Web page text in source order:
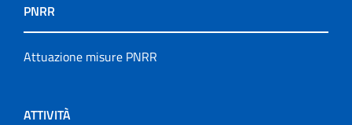
PNRR
Attuazione misure PNRR
ATTIVITÀ